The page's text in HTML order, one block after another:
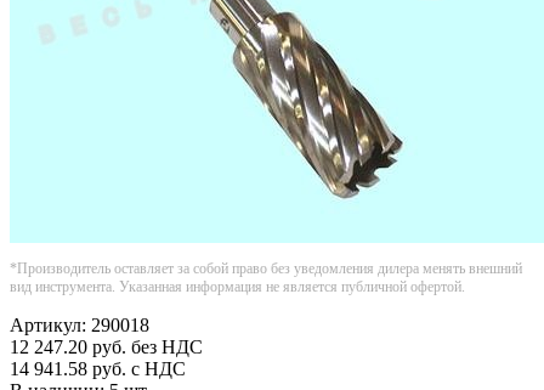
*Производитель оставляет за собой право без уведомления дилера менять внешний
вид инструмента. Указанная информация не является публичной офертой.
Артикул: 290018
12 247.20 руб. без НДС
14 941.58 руб. с НДС